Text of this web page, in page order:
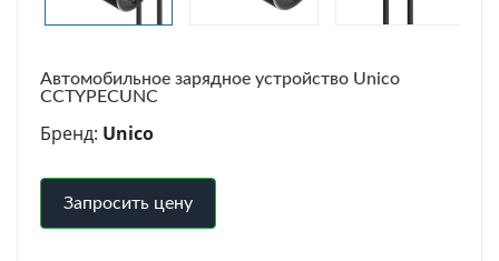
Автомобильное зарядное устройство Unico
CCTYPECUNC
Бренд: Unico
Запросить цену